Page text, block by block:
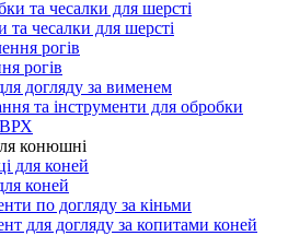
чесалки для шерсті
рогів
догляду за вименем
та інструменти для обробки
ВРХ
конюшні
для коней
коней
по догляду за кіньми
для догляду за копитами коней